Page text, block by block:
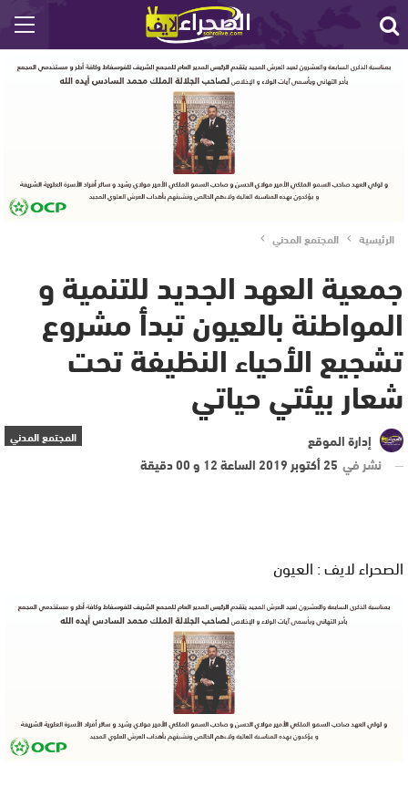
الرئيسية المجتمع المدني
جمعية العهد الجديد للتنمية و
المواطنة بالعيون تبدأ مشروع
تشجيع الأحياء النظيفة تحت
شعار بيئتي حياتي
المجتمع المدني
إدارة الموقع
نشر في 25 أكتوبر 2019 الساعة 12 و 00 دقيقة
الصحراء لايف : العيون